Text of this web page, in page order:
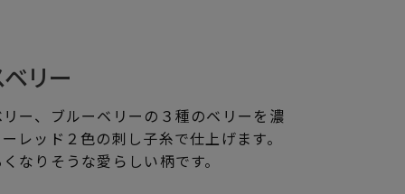
リー
ー、ブルーベリーの３種のベリーを濃
レッド２色の刺し子糸で仕上げます。
なりそうな愛らしい柄です。